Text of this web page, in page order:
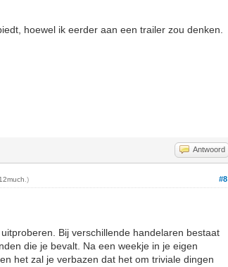
hoewel ik eerder aan een trailer zou denken.
Antwoord
#8
12much .)
Bij verschillende handelaren bestaat
die je bevalt. Na een weekje in je eigen
het zal je verbazen dat het om triviale dingen